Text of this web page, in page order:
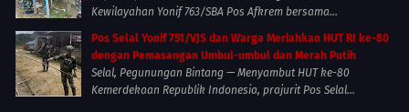
Kewilayahan Yonif 763/SBA Pos Afkrem bersama...
Pos Selal Yonif 751/VJS dan Warga Meriahkan HUT RI ke-80
dengan Pemasangan Umbul-umbul dan Merah Putih
Selal, Pegunungan Bintang — Menyambut HUT ke-80
Kemerdekaan Republik Indonesia, prajurit Pos Selal...